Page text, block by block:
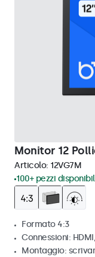
Monitor 12
Articolo: 12VG7M
100+ pezzi
Formato 4:3
Connessioni:
Montaggio: